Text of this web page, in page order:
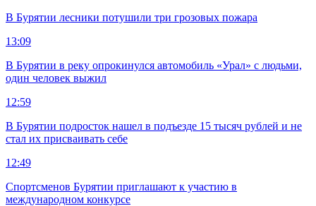
В Бурятии лесники потушили три грозовых пожара
13:09
В Бурятии в реку опрокинулся автомобиль «Урал» с людьми,
один человек выжил
12:59
В Бурятии подросток нашел в подъезде 15 тысяч рублей и не
стал их присваивать себе
12:49
Спортсменов Бурятии приглашают к участию в
международном конкурсе